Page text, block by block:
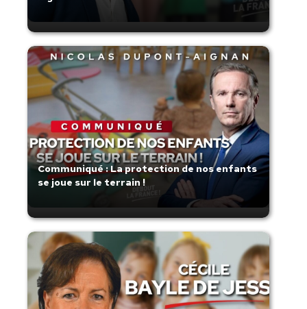
Communiqué : La protection de nos enfants
se joue sur le terrain !